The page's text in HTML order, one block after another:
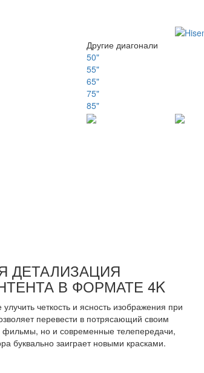
Другие диагонали
50"
55"
65"
75"
85"
ДЕТАЛИЗАЦИЯ
В ФОРМАТЕ 4K
четкость и ясность изображения при
перевести в потрясающий своим
но и современные телепередачи,
буквально заиграет новыми красками.